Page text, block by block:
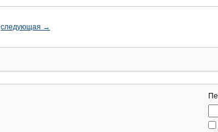
следующая →